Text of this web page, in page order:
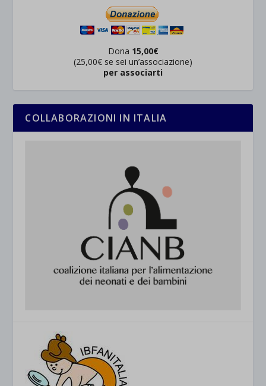
Dona 15,00€
(25,00€ se sei un’associazione)
per associarti
COLLABORAZIONI IN ITALIA